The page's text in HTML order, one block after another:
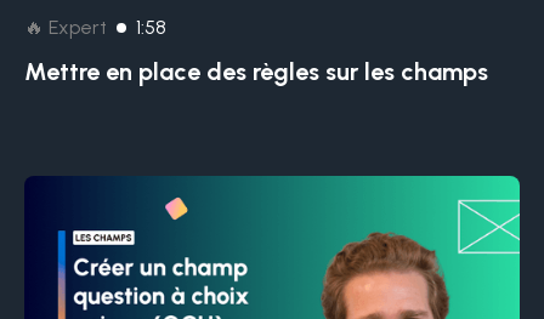
🔥 Expert 1:58
Mettre en place des règles sur les champs